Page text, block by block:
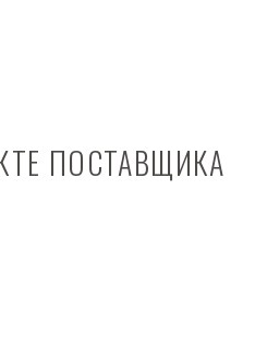
ПОСТАВЩИКА